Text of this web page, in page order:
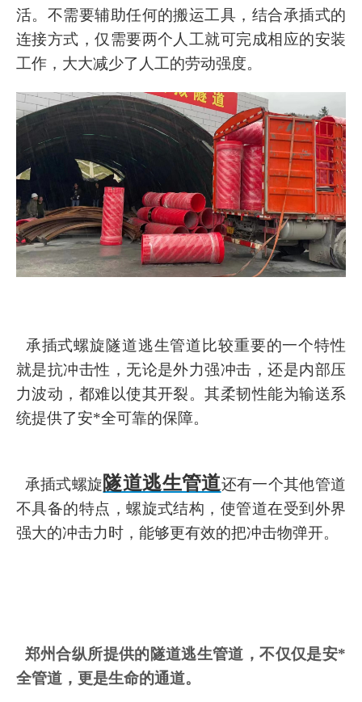
活。不需要辅助任何的搬运工具，结合承插式的
连接方式，仅需要两个人工就可完成相应的安装
工作，大大减少了人工的劳动强度。
承插式螺旋隧道逃生管道比较重要的一个特性
就是抗冲击性，无论是外力强冲击，还是内部压
力波动，都难以使其开裂。其柔韧性能为输送系
统提供了安*全可靠的保障。
承插式螺旋隧道逃生管道还有一个其他管道
不具备的特点，螺旋式结构，使管道在受到外界
强大的冲击力时，能够更有效的把冲击物弹开。
郑州合纵所提供的隧道逃生管道，不仅仅是安*
全管道，更是生命的通道。